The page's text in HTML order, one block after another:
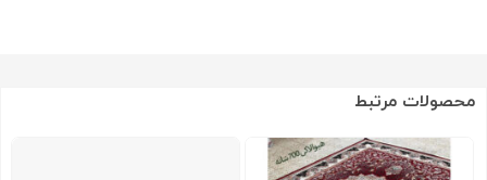
محصولات مرتبط